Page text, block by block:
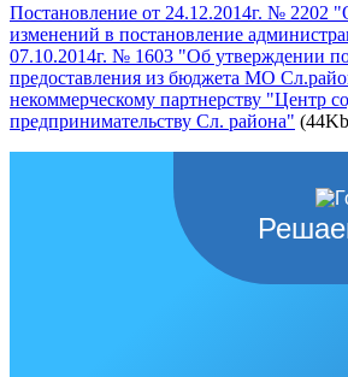
Постановление от 24.12.2014г. № 2202
изменений в постановление
07.10.2014г. № 1603 "Об утверждении
предоставления из бюджета МО
некоммерческому партнерству "Центр
предпринимательству Сл. района"